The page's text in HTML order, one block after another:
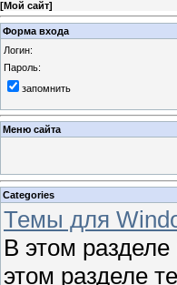
[Мой сайт]
Форма входа
Логин:
Пароль:
запомнить
Меню сайта
Categories
Темы для
В этом
этом разделе